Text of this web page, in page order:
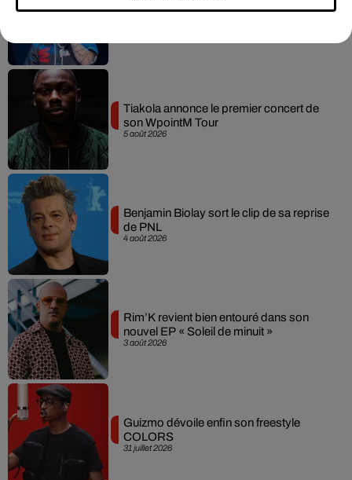
5 août 2026
Tiakola annonce le premier concert de
son WpointM Tour
4 août 2026
Benjamin Biolay sort le clip de sa reprise
de PNL
3 août 2026
Rim’K revient bien entouré dans son
nouvel EP « Soleil de minuit »
31 juillet 2026
Guizmo dévoile enfin son freestyle
COLORS